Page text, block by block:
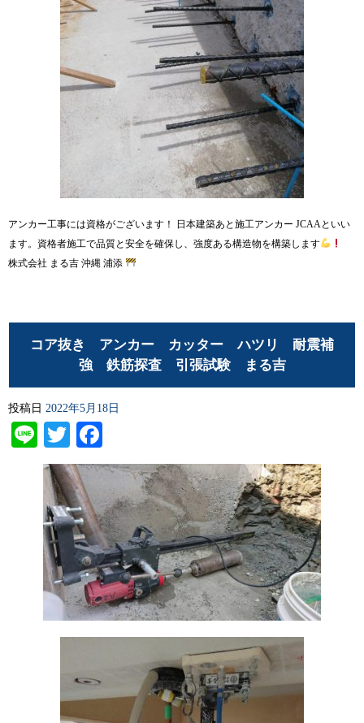
アンカー工事には資格がございます！ 日本建築あと施工アンカー JCAAといい
ます。資格者施工で品質と安全を確保し、強度ある構造物を構築します
株式会社 まる吉 沖縄 浦添
コア抜き アンカー カッター ハツリ 耐震補
強 鉄筋探査 引張試験 まる吉
投稿日 2022年5月18日
LineTwitter